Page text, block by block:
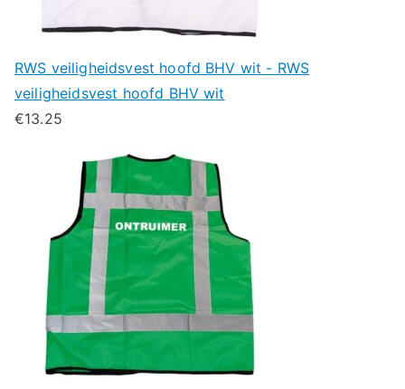
RWS veiligheidsvest hoofd BHV wit - RWS
veiligheidsvest hoofd BHV wit
€13.25